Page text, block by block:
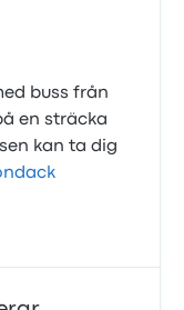
buss från
en sträcka
kan ta dig